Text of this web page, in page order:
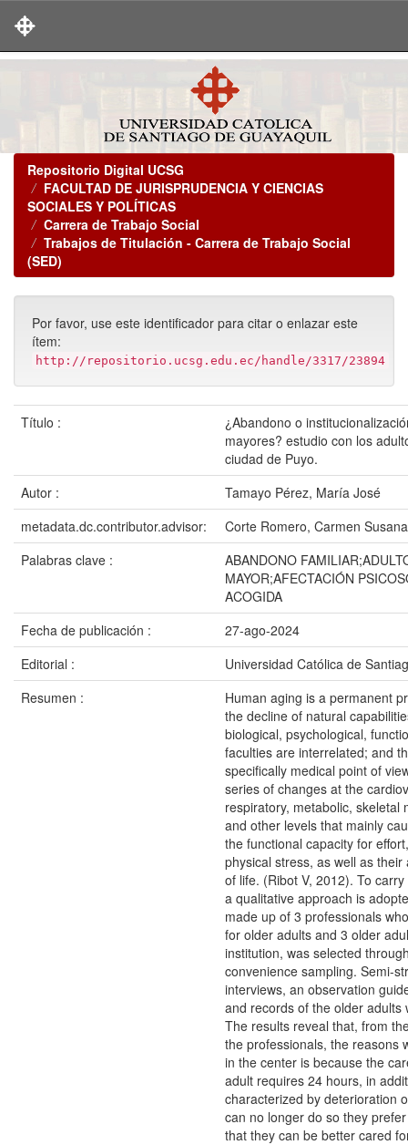
Repositorio Digital UCSG
FACULTAD DE JURISPRUDENCIA Y CIENCIAS
SOCIALES Y POLÍTICAS
Carrera de Trabajo Social
Trabajos de Titulación - Carrera de Trabajo Social
(SED)
Por favor, use este identificador para citar o enlazar este
ítem:
http://repositorio.ucsg.edu.ec/handle/3317/23894
Título :
¿Abandono o
mayores? estudio con los
ciudad de Puyo.
Autor :
Tamayo Pérez, María José
metadata.dc.contributor.advisor:
Corte Romero, Carmen Susana
Palabras clave :
ABANDONO
MAYOR;AFECTACIÓN
ACOGIDA
Fecha de publicación :
27-ago-2024
Editorial :
Universidad Católica de
Resumen :
Human aging is a permanent
the decline of natural
biological, psychological,
faculties are interrelated; and
specifically medical point of
series of changes at the
respiratory, metabolic, skeletal
and other levels that mainly
the functional capacity for
physical stress, as well as their
of life. (Ribot V, 2012). To
a qualitative approach is
made up of 3 professionals
for older adults and 3 older
institution, was selected
convenience sampling. Semi-
interviews, an observation
and records of the older adults
The results reveal that, from
the professionals, the reasons
in the center is because the
adult requires 24 hours, in
characterized by deterioration
can no longer do so they
that they can be better cared